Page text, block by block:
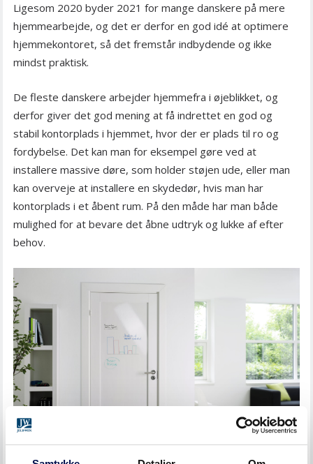
Ligesom 2020 byder 2021 for mange danskere på mere
hjemmearbejde, og det er derfor en god idé at optimere
hjemmekontoret, så det fremstår indbydende og ikke
mindst praktisk.
De fleste danskere arbejder hjemmefra i øjeblikket, og
derfor giver det god mening at få indrettet en god og
stabil kontorplads i hjemmet, hvor der er plads til ro og
fordybelse. Det kan man for eksempel gøre ved at
installere massive døre, som holder støjen ude, eller man
kan overveje at installere en skydedør, hvis man har
kontorplads i et åbent rum. På den måde har man både
mulighed for at bevare det åbne udtryk og lukke af efter
behov.